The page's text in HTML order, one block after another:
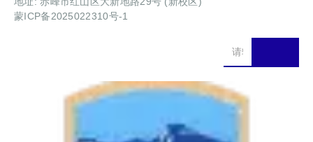
蒙ICP备2025022310号-1